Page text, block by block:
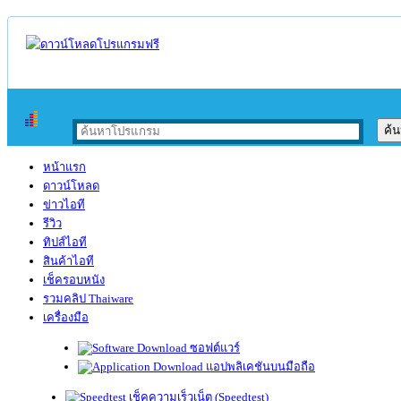
หน้าแรก
ดาวน์โหลด
ข่าวไอที
รีวิว
ทิปส์ไอที
สินค้าไอที
เช็ครอบหนัง
รวมคลิป Thaiware
เครื่องมือ
ซอฟต์แวร์
แอปพลิเคชันบนมือถือ
เช็คความเร็วเน็ต (Speedtest)